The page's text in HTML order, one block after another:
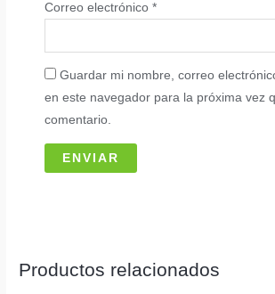
Correo electrónico*
Guardar mi nombre, correo
en este navegador para la próxima vez
comentario.
Productos relacionados